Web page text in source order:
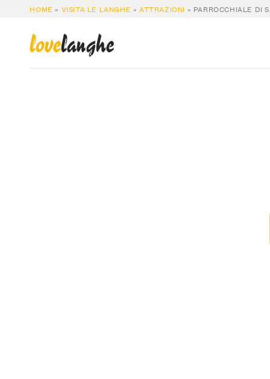
HOME » VISITA LE LANGHE » ATTRAZIONI » PARROCCHIALE DI
lovelanghe